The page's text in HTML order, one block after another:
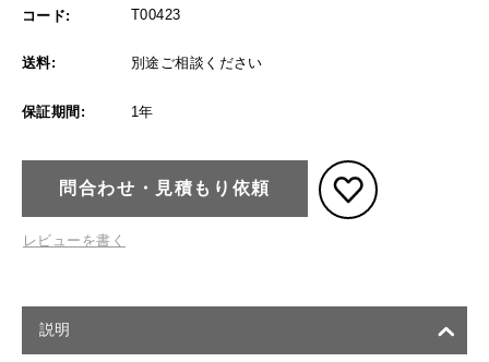
コード: T00423
送料: 別途ご相談ください
保証期間: 1年
問合わせ・見積もり依頼
レビューを書く
説明